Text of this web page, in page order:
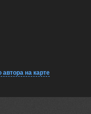
автора на карте